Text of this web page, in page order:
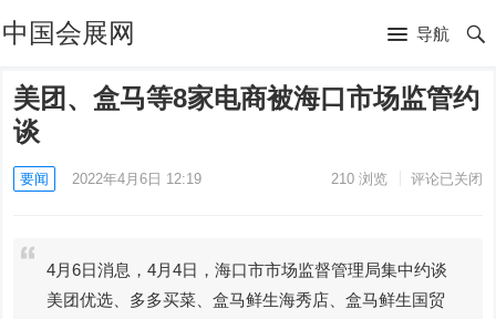
中国会展网 导航
美团、盒马等8家电商被海口市场监管约
谈
要闻 2022年4月6日 12:19 210浏览 评论已关闭
4月6日消息，4月4日，海口市市场监督管理局集中约谈
美团优选、多多买菜、盒马鲜生海秀店、盒马鲜生国贸